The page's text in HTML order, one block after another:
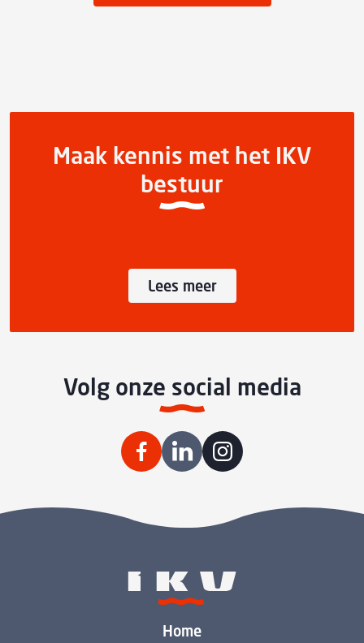
Maak kennis met het IKV
bestuur
Lees meer
Volg onze social media
Home